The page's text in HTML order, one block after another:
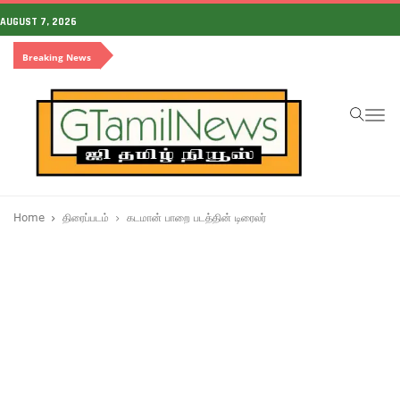
AUGUST 7, 2026
Breaking News
Home திரைப்படம் கடமான் பாறை படத்தின் டிரைலர்